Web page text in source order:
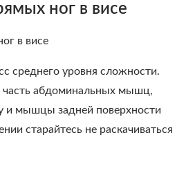
ног в висе
среднего уровня сложности.
абдоминальных мышц,
и мышцы задней поверхности
старайтесь не раскачиваться